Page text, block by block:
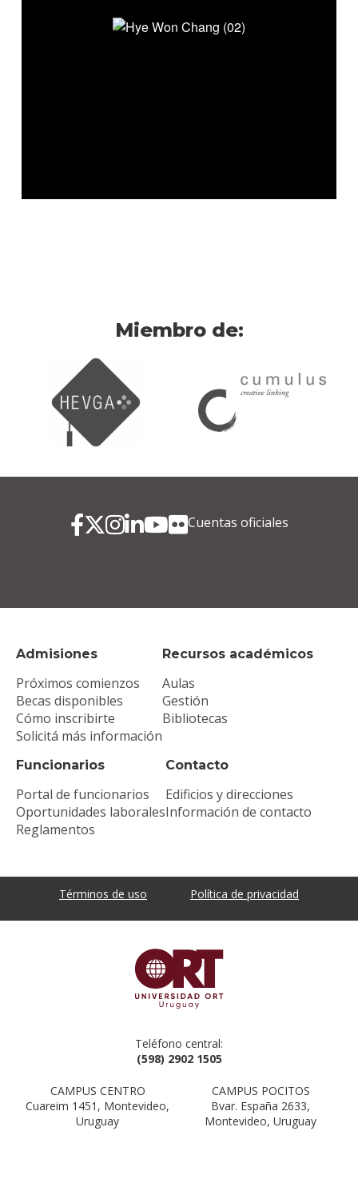
Miembro de:
Admisiones
Próximos comienzos
Becas disponibles
Cómo inscribirte
Solicitá más información
Recursos académicos
Aulas
Gestión
Bibliotecas
Funcionarios
Portal de funcionarios
Oportunidades laborales
Reglamentos
Contacto
Edificios y direcciones
Información de contacto
Cuentas oficiales
Términos de uso Política de privacidad
Teléfono central:
(598) 2902 1505
CAMPUS CENTRO
Cuareim 1451, Montevideo,
Uruguay
CAMPUS POCITOS
Bvar. España 2633,
Montevideo, Uruguay